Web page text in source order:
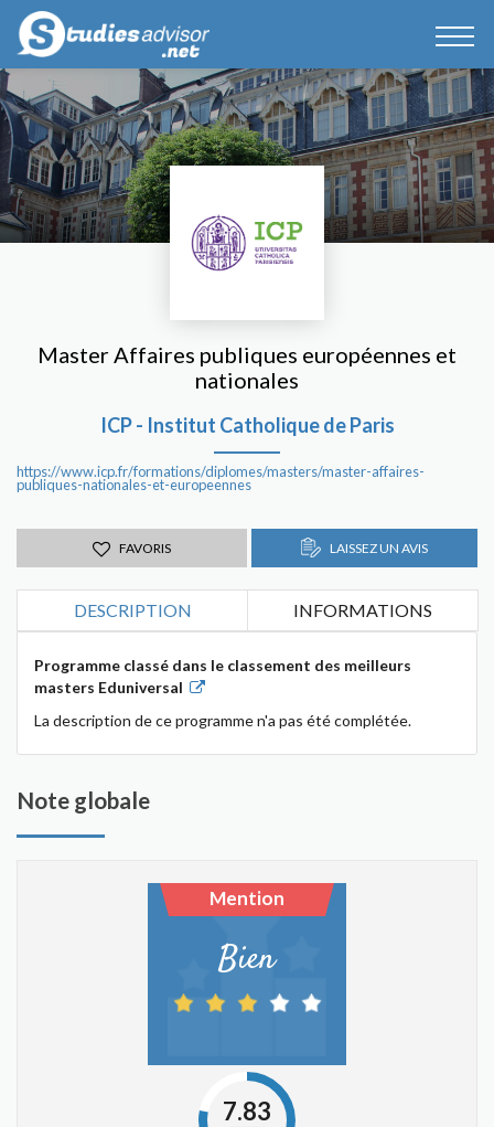
Master Affaires publiques européennes et
nationales
ICP - Institut Catholique de Paris
https://www.icp.fr/formations/diplomes/masters/master-affaires-
publiques-nationales-et-europeennes
FAVORIS LAISSEZ UN AVIS
DESCRIPTION INFORMATIONS
Programme classé dans le classement des meilleurs
masters Eduniversal
La description de ce programme n'a pas été complétée.
Note globale
Mention
Bien
7.83